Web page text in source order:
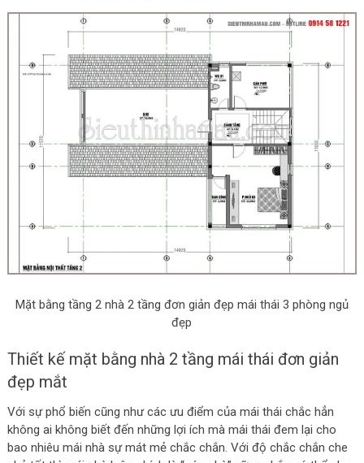
Mặt bằng tầng 2 nhà 2 tầng đơn giản đẹp mái thái 3 phòng ngủ
đẹp
Thiết kế mặt bằng nhà 2 tầng mái thái đơn giản
đẹp mắt
Với sự phổ biến cũng như các ưu điểm của mái thái chắc hẳn
không ai không biết đến những lợi ích mà mái thái đem lại cho
bao nhiêu mái nhà sự mát mẻ chắc chắn. Với độ chắc chắn che